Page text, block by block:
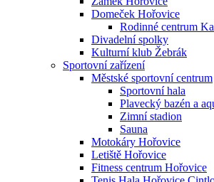
Domeček Hořovice
Rodinné centrum
Divadelní spolky
Kulturní klub Žebrák
Sportovní zařízení
Městské sportovní centrum
Sportovní hala
Plavecký bazén a
Zimní stadion
Sauna
Motokáry Hořovice
Letiště Hořovice
Fitness centrum Hořovice